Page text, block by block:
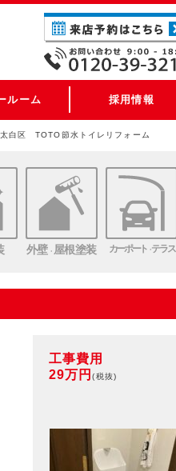
ルーム 採用情報
白区 TOTO節水トイレリフォーム
外壁・ 屋根塗装 カーポート・テラス
工事費用
29万円(税抜)